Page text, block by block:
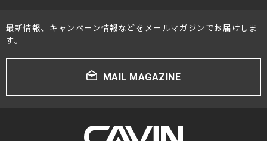
最新情報、キャンペーン情報などをメールマガジンでお届けしま
す。
MAIL MAGAZINE